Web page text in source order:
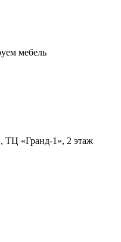
мебель
ТЦ «Гранд-1», 2 этаж